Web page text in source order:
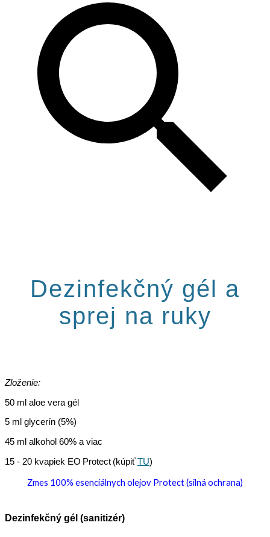
Dezinfekčný gél a
sprej na ruky
Zloženie:
50 ml aloe vera gél
5 ml glycerín (5%)
45 ml alkohol 60% a viac
15 - 20 kvapiek EO Protect (kúpiťTU)
Zmes 100% esenciálnych olejov Protect (silná ochrana)
Dezinfekčný gél (sanitizér)